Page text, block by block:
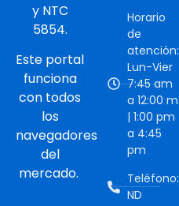
y NTC
5854.
Este portal
funciona
con todos
los
navegadores
del
mercado.
Horario
de
atención:
Lun-Vier
7:45 am
a 12:00 m
| 1:00 pm
a 4:45
pm
Teléfono:
ND